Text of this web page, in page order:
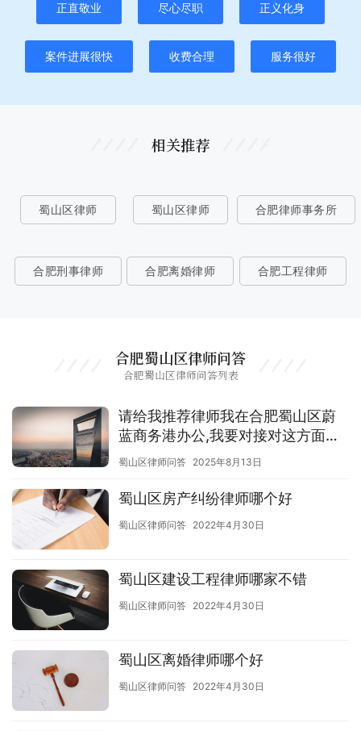
正直敬业 尽心尽职 正义化身
案件进展很快 收费合理 服务很好
相关推荐
蜀山区律师 蜀山区律师 合肥律师事务所
合肥刑事律师 合肥离婚律师 合肥工程律师
合肥蜀山区律师问答
合肥蜀山区律师问答列表
请给我推荐律师我在合肥蜀山区蔚
蓝商务港办公,我要对接对这方面有
经验的律师
蜀山区律师问答 2025年8月13日
蜀山区房产纠纷律师哪个好
蜀山区律师问答 2022年4月30日
蜀山区建设工程律师哪家不错
蜀山区律师问答 2022年4月30日
蜀山区离婚律师哪个好
蜀山区律师问答 2022年4月30日